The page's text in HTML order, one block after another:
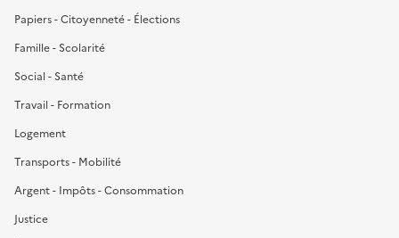
Papiers - Citoyenneté - Élections
Famille - Scolarité
Social - Santé
Travail - Formation
Logement
Transports - Mobilité
Argent - Impôts - Consommation
Justice